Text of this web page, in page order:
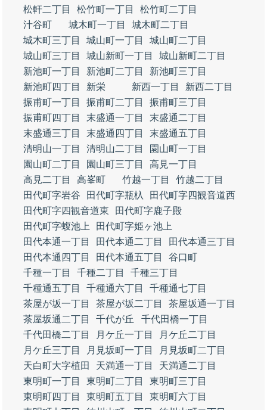
松軒二丁目
松竹町一丁目
松竹町二丁目
汁谷町
城木町一丁目
城木町二丁目
城木町三丁目
城山町一丁目
城山町二丁目
城山町三丁目
城山新町一丁目
城山新町二丁目
新池町一丁目
新池町二丁目
新池町三丁目
新池町四丁目
新栄 新西一丁目
新西二丁目
振甫町一丁目
振甫町二丁目
振甫町三丁目
振甫町四丁目
末盛通一丁目
末盛通二丁目
末盛通三丁目
末盛通四丁目
末盛通五丁目
清明山一丁目
清明山二丁目
園山町一丁目
園山町二丁目
園山町三丁目
高見一丁目
高見二丁目
高峯町 竹越一丁目
竹越二丁目
田代町字岩谷
田代町字瓶杁
田代町字四観音道西
田代町字四観音道東
田代町字鹿子殿
田代町字蝮池上
田代町字姫ヶ池上
田代本通一丁目
田代本通二丁目
田代本通三丁目
田代本通四丁目
田代本通五丁目
谷口町
千種一丁目
千種二丁目
千種三丁目
千種通五丁目
千種通六丁目
千種通七丁目
茶屋が坂一丁目
茶屋が坂二丁目
茶屋坂通一丁目
茶屋坂通二丁目
千代が丘
千代田橋一丁目
千代田橋二丁目
月ケ丘一丁目
月ケ丘二丁目
月ケ丘三丁目
月見坂町一丁目
月見坂町二丁目
天白町大字植田
天満通一丁目
天満通二丁目
東明町一丁目
東明町二丁目
東明町三丁目
東明町四丁目
東明町五丁目
東明町六丁目